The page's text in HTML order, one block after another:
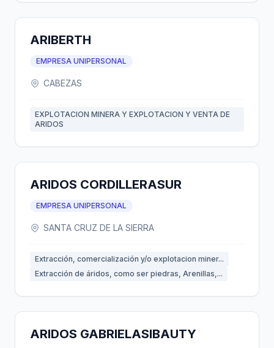
ARIBERTH
EMPRESA UNIPERSONAL
CABEZAS
EXPLOTACION MINERA Y EXPLOTACION Y VENTA DE
ARIDOS
ARIDOS CORDILLERASUR
EMPRESA UNIPERSONAL
SANTA CRUZ DE LA SIERRA
Extracción, comercialización y/o explotacion miner...
Extracción de áridos, como ser piedras, Arenillas,...
ARIDOS GABRIELASIBAUTY